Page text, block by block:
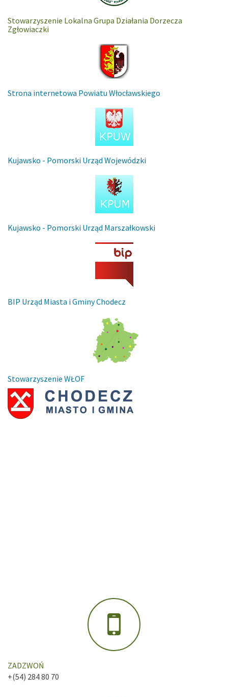
Stowarzyszenie Lokalna Grupa Działania Dorzecza
Zgłowiaczki
Strona internetowa Powiatu Włocławskiego
Kujawsko - Pomorski Urząd Wojewódzki
Kujawsko - Pomorski Urząd Marszałkowski
BIP Urząd Miasta i Gminy Chodecz
Stowarzyszenie WŁOF
ZADZWOŃ
+(54) 284 80 70